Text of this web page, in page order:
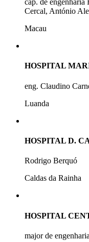
cap. de
Cercal, António
Macau
HOSPITAL
eng. Claudino
Luanda
HOSPITAL D.
Rodrigo Berquó
Caldas da Rainha
HOSPITAL
major de